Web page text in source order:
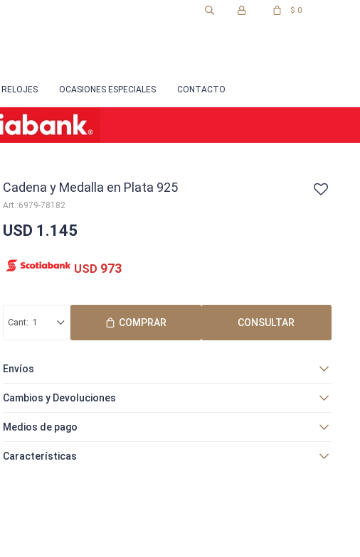
RELOJES OCASIONES ESPECIALES CONTACTO
$ 0
Cadena y Medalla en Plata 925
6979-78182
USD 1.145
USD 973
1 COMPRAR CONSULTAR
Envíos
Cambios y Devoluciones
Medios de pago
Características